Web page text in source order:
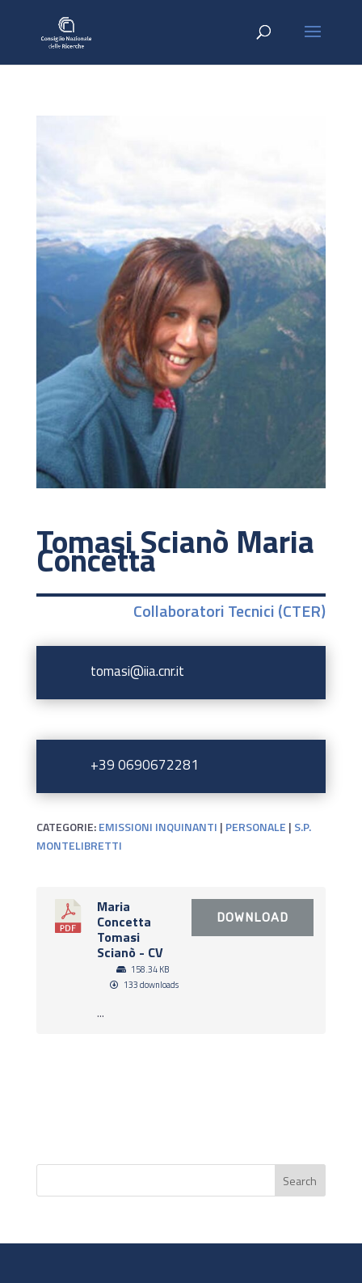
Tomasi Scianò Maria
Concetta
Collaboratori Tecnici (CTER)
tomasi@iia.cnr.it
+39 0690672281
CATEGORIE:EMISSIONI INQUINANTI | PERSONALE | S.P.
MONTELIBRETTI
Maria
Concetta
Tomasi
Scianò - CV
158.34 KB
133 downloads
...
DOWNLOAD